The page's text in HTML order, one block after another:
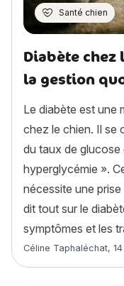
Santé chien
Diabète chez
la gestion
Le diabète est une
chez le chien. Il se
du taux de glucose
hyperglycémie ».
nécessite une
dit tout sur le
symptômes et les
Article rédigé par
Céline Taphaléchat,